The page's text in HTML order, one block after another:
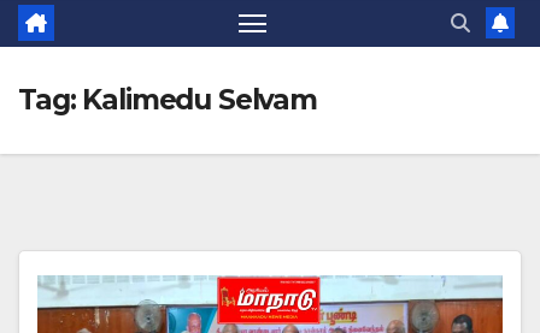
Tag: Kalimedu Selvam